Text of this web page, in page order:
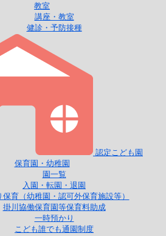
教室
講座・教室
健診・予防接種
認定こども園
保育園・幼稚園
園一覧
入園・転園・退園
保育（幼稚園・認可外保育施設等）
掛川協働保育園等保育料助成
一時預かり
こども誰でも通園制度